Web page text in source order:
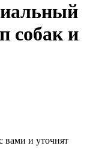
собак и
вами и уточнят